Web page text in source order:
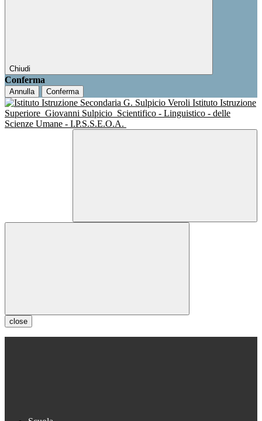
Chiudi
Conferma
Annulla Conferma
Istituto Istruzione
Superiore Giovanni Sulpicio Scientifico - Linguistico - delle
Scienze Umane - I.P.S.S.E.O.A.
close